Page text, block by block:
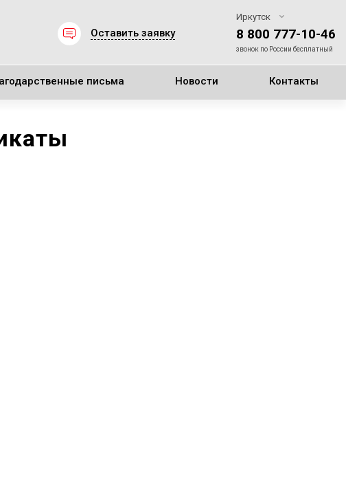
Иркутск
8 800 777-10-46
звонок по России бесплатный
Оставить заявку
письма Новости Контакты